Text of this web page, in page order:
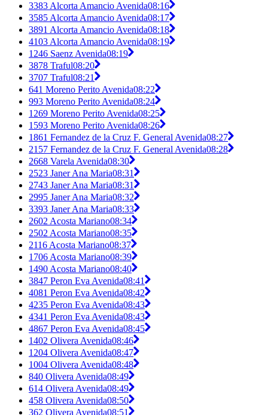
3383 Alcorta Amancio Avenida08:16
3585 Alcorta Amancio Avenida08:17
3891 Alcorta Amancio Avenida08:18
4103 Alcorta Amancio Avenida08:19
1246 Saenz Avenida08:19
3878 Traful08:20
3707 Traful08:21
641 Moreno Perito Avenida08:22
993 Moreno Perito Avenida08:24
1269 Moreno Perito Avenida08:25
1593 Moreno Perito Avenida08:26
1861 Fernandez de la Cruz F. General Avenida08:27
2157 Fernandez de la Cruz F. General Avenida08:28
2668 Varela Avenida08:30
2523 Janer Ana Maria08:31
2743 Janer Ana Maria08:31
2995 Janer Ana Maria08:32
3393 Janer Ana Maria08:33
2602 Acosta Mariano08:34
2502 Acosta Mariano08:35
2116 Acosta Mariano08:37
1706 Acosta Mariano08:39
1490 Acosta Mariano08:40
3847 Peron Eva Avenida08:41
4081 Peron Eva Avenida08:42
4235 Peron Eva Avenida08:43
4341 Peron Eva Avenida08:43
4867 Peron Eva Avenida08:45
1402 Olivera Avenida08:46
1204 Olivera Avenida08:47
1004 Olivera Avenida08:48
840 Olivera Avenida08:49
614 Olivera Avenida08:49
458 Olivera Avenida08:50
362 Olivera Avenida08:51